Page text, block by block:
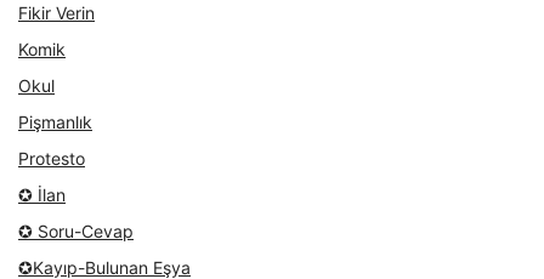
Fikir Verin
Komik
Okul
Pişmanlık
Protesto
✪ İlan
✪ Soru-Cevap
✪Kayıp-Bulunan Eşya